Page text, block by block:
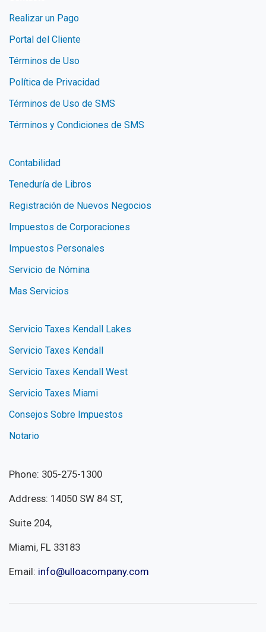
Realizar un Pago
Portal del Cliente
Términos de Uso
Política de Privacidad
Términos de Uso de SMS
Términos y Condiciones de SMS
Contabilidad
Teneduría de Libros
Registración de Nuevos Negocios
Impuestos de Corporaciones
Impuestos Personales
Servicio de Nómina
Mas Servicios
Servicio Taxes Kendall Lakes
Servicio Taxes Kendall
Servicio Taxes Kendall West
Servicio Taxes Miami
Consejos Sobre Impuestos
Notario
Phone: 305-275-1300
Address: 14050 SW 84 ST,
Suite 204,
Miami, FL 33183
Email: info@ulloacompany.com